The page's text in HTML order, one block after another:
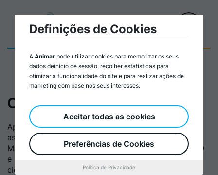
Começou a 10.ª MANIFesta
Apesar do dia chuvoso, largas dezenas de pessoas
assistiram à Sessão de Abertura da 10ª edição da
MANIFesta, que decorre em Santarém entre os dias 9
e 12 de Outubro, em diversos espaços públicos da
cidade.
Definições de Cookies
A Animar pode utilizar cookies para memorizar os seus
dados deinício de sessão, recolher estatísticas para
otimizar a funcionalidade do site e para realizar ações de
marketing com base nos seus interesses.
Preferências de Cookies
Aceitar todas as cookies
Política de Privacidade